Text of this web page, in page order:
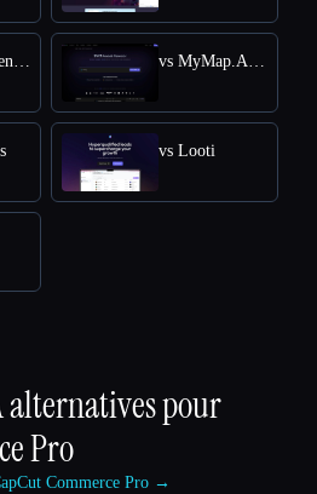
vs MyInfluencer vs MyMap.AI Swot Analysis Generator
vs Looti
pour
Pro
Commerce Pro →